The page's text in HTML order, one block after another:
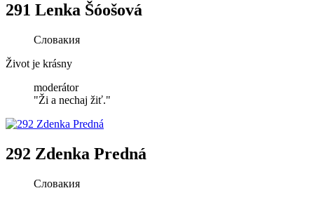
291 Lenka Šóošová
Словакия
Život je krásny
moderátor
"Ži a nechaj žiť."
292 Zdenka Predná
Словакия